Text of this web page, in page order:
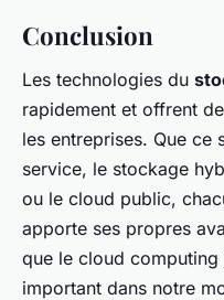
Conclusion
Les technologies du
rapidement et offrent
les entreprises. Que ce
service, le stockage
ou le cloud public,
apporte ses propres
que le cloud
important dans notre